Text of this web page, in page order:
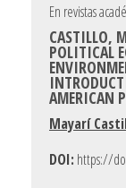
En revistas
CASTILLO,
POLITICAL
AMERICAN
Mayarí
DOI: https://